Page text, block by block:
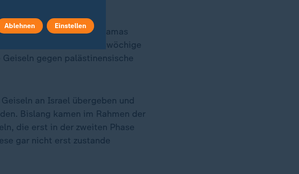
Geiseln vor
sichIsraelund die Hamas
auf eine zunächst sechswöchige
gegen palästinensische
an Israel übergeben und
Bislang kamen im Rahmen der
die erst in der zweiten Phase
gar nicht erst zustande
Ablehnen Einstellen